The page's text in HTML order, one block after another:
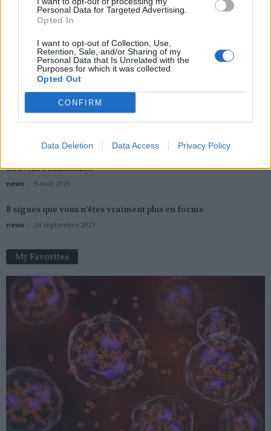
Personal Data for Targeted Advertising.
Opted In
I want to opt-out of Collection, Use,
Retention, Sale, and/or Sharing of my
Personal Data that Is Unrelated with the
Purposes for which it was collected.
Opted Out
CONFIRM
Data Deletion Data Access Privacy Policy
Popular Posts
Vidéo : une dermatologue suspendue pour s’être filmée en
train de danser pendant une...
- 12 juin 2018
6 astuces naturelles pour éviter les guêpes
nouvelles chaussures
news - 9 août 2019
8 signes que vous n’êtes vraiment plus en forme
news - 24 septembre 2021
My Favorites